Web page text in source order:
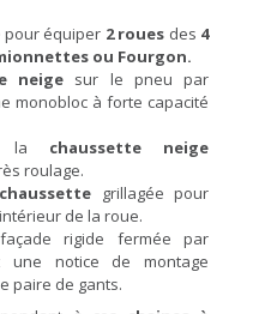
pour équiper 2 roues des 4
ou Fourgon.
neige sur le pneu par
monobloc à forte capacité
la chaussette neige
roulage.
chaussette grillagée pour
de la roue.
rigide fermée par
une notice de montage
paire de gants.